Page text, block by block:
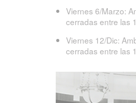
Viernes 6/Marzo:
cerradas entre las
Viernes 12/Dic:
cerradas entre las